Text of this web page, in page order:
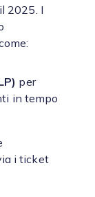
2025. I
per
in tempo
i ticket